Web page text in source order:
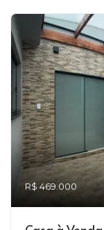
R$ 469.000